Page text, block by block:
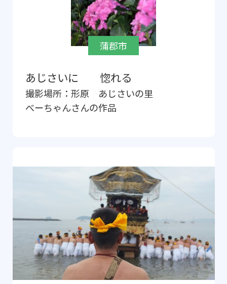
蒲郡市
あじさいに 惚れる
撮影場所： 形原 あじさいの里
べーちゃんさんの作品